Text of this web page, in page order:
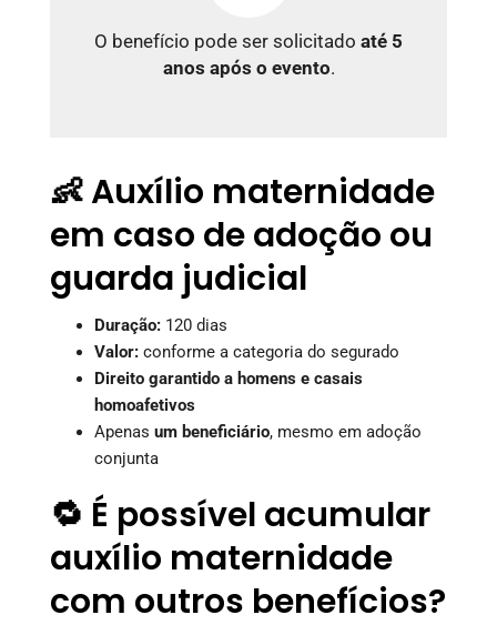
O benefício pode ser solicitado até 5
anos após o evento.
👶 Auxílio maternidade
em caso de adoção ou
guarda judicial
Duração: 120 dias
Valor: conforme a categoria do segurado
Direito garantido a homens e casais
homoafetivos
Apenas um beneficiário, mesmo em adoção
conjunta
🔁 É possível acumular
auxílio maternidade
com outros benefícios?